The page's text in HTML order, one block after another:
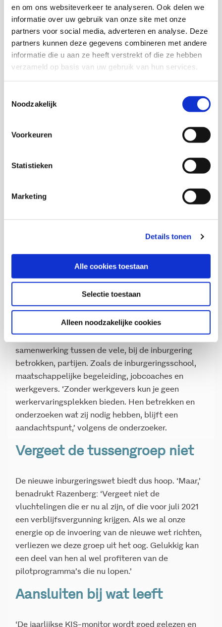
en om ons websiteverkeer te analyseren. Ook delen we
informatie over uw gebruik van onze site met onze
partners voor social media, adverteren en analyse. Deze
partners kunnen deze gegevens combineren met andere
informatie die u aan ze heeft verstrekt of die ze hebben
verzameld op basis van uw gebruik van hun services.
Noodzakelijk
Voorkeuren
Statistieken
Marketing
Details tonen
Alle cookies toestaan
Selectie toestaan
Alleen noodzakelijke cookies
De nieuwe inburgeringswet, die medio 2021 zal
ingaan, biedt meer handvatten om de groep met
een grote afstand tot de arbeidsmarkt te
begeleiden, verwacht Razenberg: ‘Op dit moment
is de gemeente alleen verantwoordelijk voor de
de nieuwe wet krijgen de gemeenten de regie over
beiden. In een eerdere monitor gaf 90% van de
geëxperimenteerd met onderdelen
van de nieuwe inburgeringswet, zoals
duale trajecten, ontzorgen, en een
Ook nareizigers krijgen meer aandacht. Razenberg:
‘In zespilotprogramma’sexperimenteert men nu al
met elementen uit de nieuwe inburgeringswet. Eén
van die pilots richt zich specifiek op vrouwelijke
samenwerking tussen de vele, bij de inburgering
betrokken, partijen. Zoals de inburgeringsschool,
maatschappelijke begeleiding, jobcoaches en
werkgevers. ‘Zonder werkgevers kun je geen
werkervaringsplekken bieden. Hen betrekken en
onderzoeken wat zij nodig hebben, blijft een
aandachtspunt,’ volgens de onderzoeker.
Vergeet de tussengroep niet
De nieuwe inburgeringswet biedt dus hoop. ‘Maar,’
benadrukt Razenberg: ‘Vergeet niet de
vluchtelingen die er nu al zijn, of die voor juli 2021
een verblijfsvergunning krijgen. Als we al onze
energie op de invoering van de nieuwe wet richten,
verliezen we deze groep uit het oog. Gelukkig kan
een deel van hen al wel profiteren van de
pilotprogramma’s die nu lopen.’
Aansluiten bij wat leeft
‘De jaarlijkse KIS-monitor wordt goed gelezen en